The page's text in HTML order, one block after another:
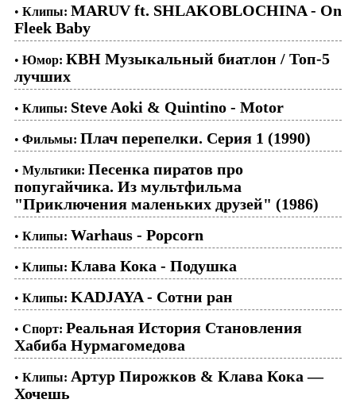
• Клипы: MARUV ft. SHLAKOBLOCHINA - On
Fleek Baby
• Юмор: КВН Музыкальный биатлон / Топ-5
лучших
• Клипы: Steve Aoki & Quintino - Motor
• Фильмы: Плач перепелки. Серия 1 (1990)
• Мультики: Песенка пиратов про
попугайчика. Из мультфильма
"Приключения маленьких друзей" (1986)
• Клипы: Warhaus - Popcorn
• Клипы: Клава Кока - Подушка
• Клипы: KADJAYA - Сотни ран
• Спорт: Реальная История Становления
Хабиба Нурмагомедова
• Клипы: Артур Пирожков & Клава Кока —
Хочешь